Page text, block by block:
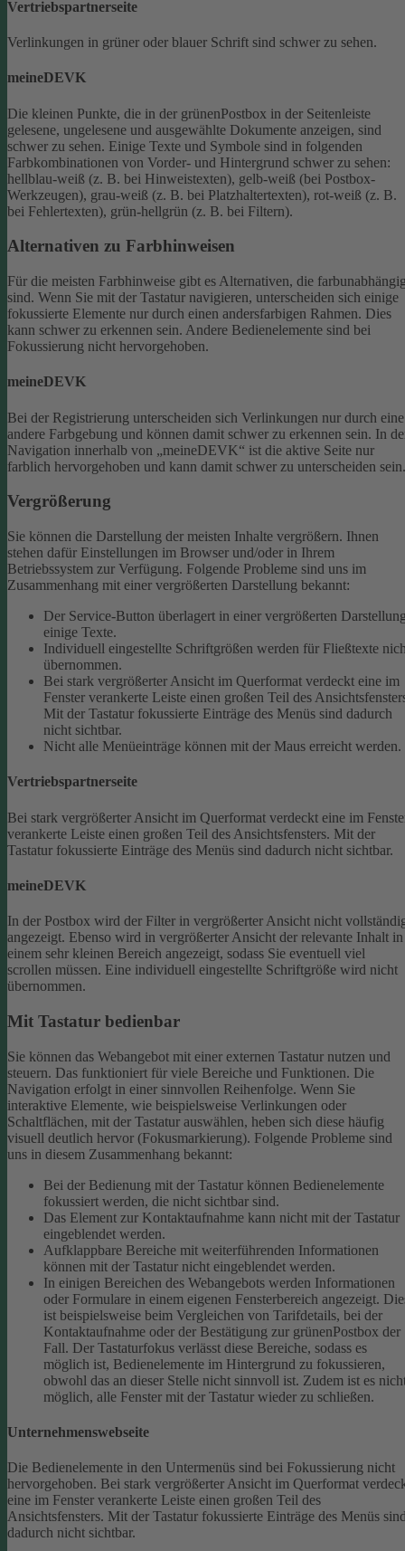
Vertriebspartnerseite
Verlinkungen in grüner oder blauer Schrift sind schwer zu sehen.
meineDEVK
Die kleinen Punkte, die in der grünenPostbox in der Seitenleiste
gelesene, ungelesene und ausgewählte Dokumente anzeigen, sind
schwer zu sehen. Einige Texte und Symbole sind in folgenden
Farbkombinationen von Vorder- und Hintergrund schwer zu sehen:
hellblau-weiß (z. B. bei Hinweistexten), gelb-weiß (bei Postbox-
Werkzeugen), grau-weiß (z. B. bei Platzhaltertexten), rot-weiß (z. B.
bei Fehlertexten), grün-hellgrün (z. B. bei Filtern).
Alternativen zu Farbhinweisen
Für die meisten Farbhinweise gibt es Alternativen, die
sind. Wenn Sie mit der Tastatur navigieren, unterscheiden sich einige
fokussierte Elemente nur durch einen andersfarbigen Rahmen. Dies
kann schwer zu erkennen sein. Andere Bedienelemente sind bei
Fokussierung nicht hervorgehoben.
meineDEVK
Bei der Registrierung unterscheiden sich Verlinkungen nur durch eine
andere Farbgebung und können damit schwer zu erkennen sein. In
Navigation innerhalb von „meineDEVK“ ist die aktive Seite nur
farblich hervorgehoben und kann damit schwer zu unterscheiden sein.
Vergrößerung
Sie können die Darstellung der meisten Inhalte vergrößern. Ihnen
stehen dafür Einstellungen im Browser und/oder in Ihrem
Betriebssystem zur Verfügung. Folgende Probleme sind uns im
Zusammenhang mit einer vergrößerten Darstellung bekannt:
Der Service-Button überlagert in einer vergrößerten
einige Texte.
Individuell eingestellte Schriftgrößen werden für Fließtexte
übernommen.
Bei stark vergrößerter Ansicht im Querformat verdeckt eine im
Fenster verankerte Leiste einen großen Teil des
Mit der Tastatur fokussierte Einträge des Menüs sind dadurch
nicht sichtbar.
Nicht alle Menüeinträge können mit der Maus erreicht werden.
Vertriebspartnerseite
Bei stark vergrößerter Ansicht im Querformat verdeckt eine im
verankerte Leiste einen großen Teil des Ansichtsfensters. Mit der
Tastatur fokussierte Einträge des Menüs sind dadurch nicht sichtbar.
meineDEVK
In der Postbox wird der Filter in vergrößerter Ansicht nicht
angezeigt. Ebenso wird in vergrößerter Ansicht der relevante Inhalt in
einem sehr kleinen Bereich angezeigt, sodass Sie eventuell viel
scrollen müssen. Eine individuell eingestellte Schriftgröße wird nicht
übernommen.
Mit Tastatur bedienbar
Sie können das Webangebot mit einer externen Tastatur nutzen und
steuern. Das funktioniert für viele Bereiche und Funktionen. Die
Navigation erfolgt in einer sinnvollen Reihenfolge. Wenn Sie
interaktive Elemente, wie beispielsweise Verlinkungen oder
Schaltflächen, mit der Tastatur auswählen, heben sich diese häufig
visuell deutlich hervor (Fokusmarkierung). Folgende Probleme sind
uns in diesem Zusammenhang bekannt:
Bei der Bedienung mit der Tastatur können Bedienelemente
fokussiert werden, die nicht sichtbar sind.
Das Element zur Kontaktaufnahme kann nicht mit der Tastatur
eingeblendet werden.
Aufklappbare Bereiche mit weiterführenden Informationen
können mit der Tastatur nicht eingeblendet werden.
In einigen Bereichen des Webangebots werden Informationen
oder Formulare in einem eigenen Fensterbereich angezeigt.
ist beispielsweise beim Vergleichen von Tarifdetails, bei der
Kontaktaufnahme oder der Bestätigung zur grünenPostbox der
Fall. Der Tastaturfokus verlässt diese Bereiche, sodass es
möglich ist, Bedienelemente im Hintergrund zu fokussieren,
obwohl das an dieser Stelle nicht sinnvoll ist. Zudem ist es
möglich, alle Fenster mit der Tastatur wieder zu schließen.
Unternehmenswebseite
Die Bedienelemente in den Untermenüs sind bei Fokussierung nicht
hervorgehoben. Bei stark vergrößerter Ansicht im Querformat
eine im Fenster verankerte Leiste einen großen Teil des
Ansichtsfensters. Mit der Tastatur fokussierte Einträge des Menüs
dadurch nicht sichtbar.